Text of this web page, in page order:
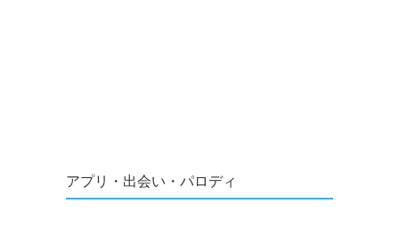
アプリ・出会い・パロディ